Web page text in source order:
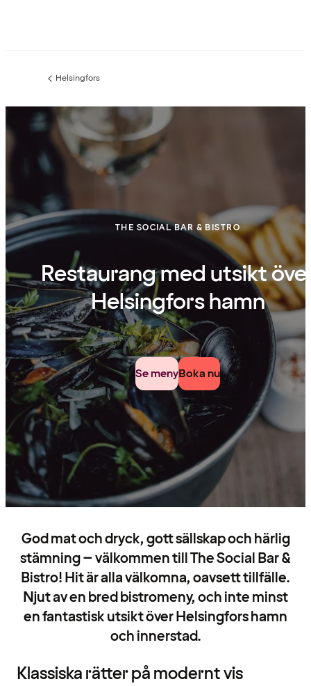
Föregående
Helsingfors
THE SOCIAL BAR & BISTRO
Restaurang med utsikt
Helsingfors hamn
Se menyBoka nu
God mat och dryck, gott sällskap och härlig
stämning – välkommen till The Social Bar &
Bistro! Hit är alla välkomna, oavsett tillfälle.
Njut av en bred bistromeny, och inte minst
en fantastisk utsikt över Helsingfors hamn
och innerstad.
Klassiska rätter på modernt vis